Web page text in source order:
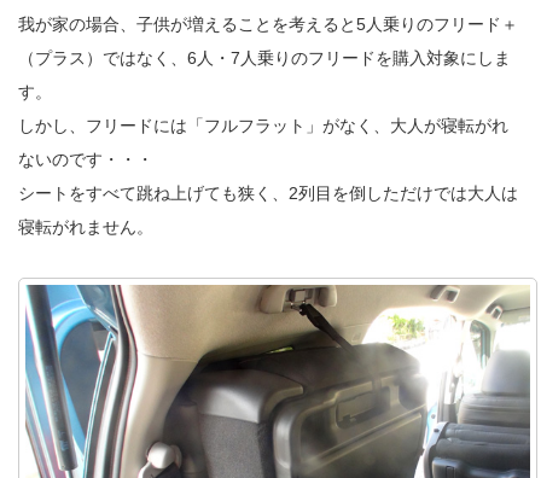
我が家の場合、子供が増えることを考えると5人乗りのフリード＋
（プラス）ではなく、6人・7人乗りのフリードを購入対象にしま
す。
しかし、フリードには「フルフラット」がなく、大人が寝転がれ
ないのです・・・
シートをすべて跳ね上げても狭く、2列目を倒しただけでは大人は
寝転がれません。